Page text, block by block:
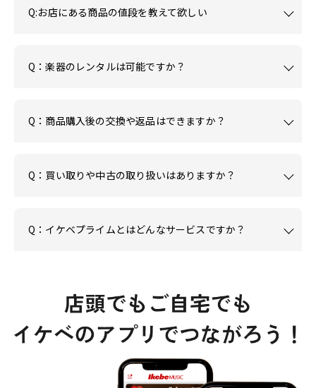
Q:お店にある商品の値段を教えて欲しい
Q：楽器のレンタルは可能ですか？
Q：商品購入後の交換や返品はできますか？
Q：買い取りや中古の取り扱いはありますか？
Q：イケベプライムとはどんなサービスですか？